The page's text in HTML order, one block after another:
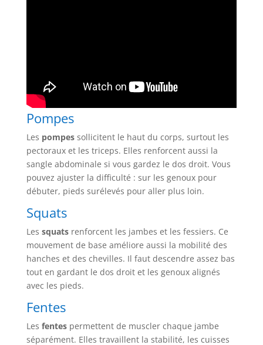
Pompes
Les pompessollicitent le haut du corps, surtout les
pectoraux et les triceps. Elles renforcent aussi la
sangle abdominale si vous gardez le dos droit. Vous
pouvez ajuster la difficulté : sur les genoux pour
débuter, pieds surélevés pour aller plus loin.
Squats
Les squatsrenforcent les jambes et les fessiers. Ce
mouvement de base améliore aussi la mobilité des
hanches et des chevilles. Il faut descendre assez bas
tout en gardant le dos droit et les genoux alignés
avec les pieds.
Fentes
Les fentespermettent de muscler chaque jambe
séparément. Elles travaillent la stabilité, les cuisses